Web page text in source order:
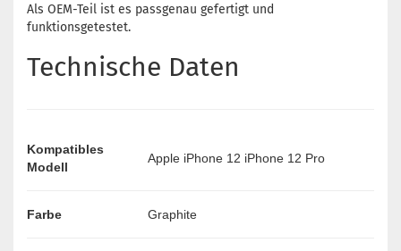
Als OEM-Teil ist es passgenau gefertigt und
funktionsgetestet.
Technische Daten
Kompatibles
Modell
Apple iPhone 12 iPhone 12 Pro
Farbe Graphite